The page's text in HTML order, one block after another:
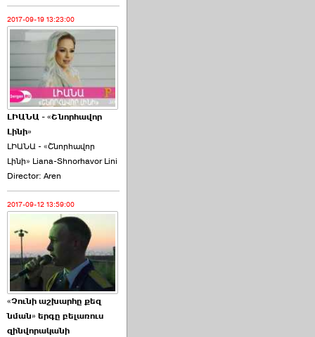
2017-09-19 13:23:00
ԼԻԱՆԱ - «Շնորհավոր
Լինի»
ԼԻԱՆԱ - «Շնորհավոր
Լինի» Liana-Shnorhavor Lini
Director: Aren
2017-09-12 13:59:00
«Չունի աշխարհը քեզ
նման» երգը բելառուս
զինվորականի